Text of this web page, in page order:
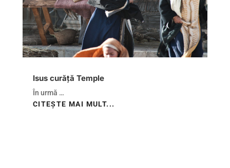
Isus curăță Temple
În urmă …
CITEȘTE MAI MULT...